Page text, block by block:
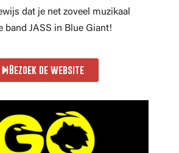
dat je net zoveel muzikaal
band JASS in Blue Giant!
Bezoek de website